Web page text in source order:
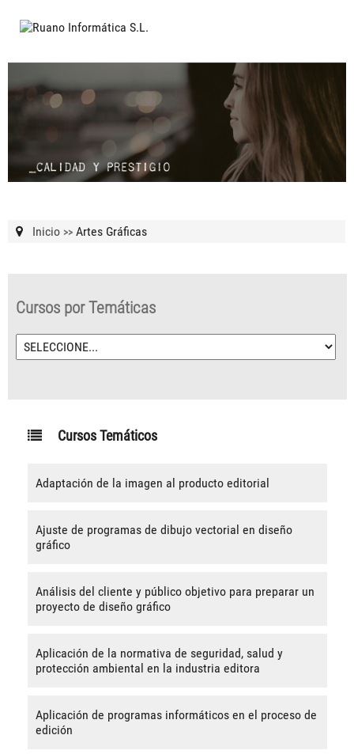
Inicio >> Artes Gráficas
Cursos por Temáticas
Cursos Temáticos
Adaptación de la imagen al producto editorial
Ajuste de programas de dibujo vectorial en diseño
gráfico
Análisis del cliente y público objetivo para preparar un
proyecto de diseño gráfico
Aplicación de la normativa de seguridad, salud y
protección ambiental en la industria editora
Aplicación de programas informáticos en el proceso de
edición